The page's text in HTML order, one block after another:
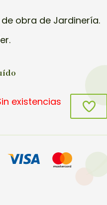
obra de Jardinería.
existencias